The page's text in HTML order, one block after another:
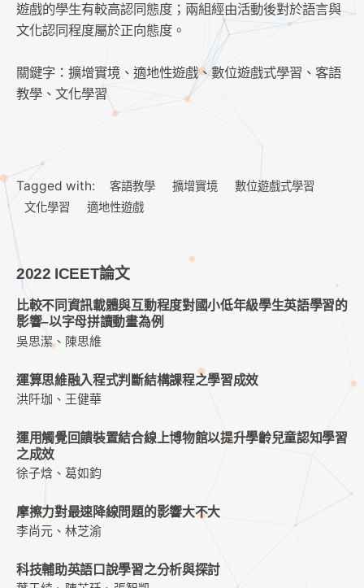
遊戲的學生有較高認同態度；兩組經由活動後對於語言與
文化認同程度屬於正向態度。
關鍵字：擴增實境、適地性遊戲、數位遊戲式學習、客語
教學、文化學習
Tagged with: 客語教學 擴增實境
數位遊戲式學習
文化學習
適地性遊戲
2022 ICEET論文
比較不同資訊載體與互動程度對國小低年級學生英語學習的
影響–以字母拼讀動畫為例
吳思潔、陳思維
運算思維融入程式判斷結構課程之學習成效
洪阡珈、王健華
運用觸覺回饋裝置結合線上博物館以提升學齡兒童認知學習
之成效
徐子焓、葛如鈞
摩擦力對最速降線問題的影響大不大
李尚元、林芝渝
科技輔助英語口說學習之分析與探討